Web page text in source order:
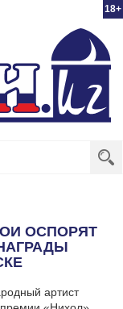
18+
ОСПОРЯТ
артист